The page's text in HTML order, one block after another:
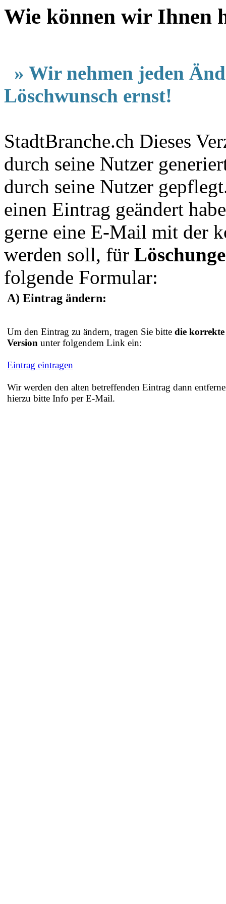
Wie können wir Ihnen
» Wir nehmen jeden
Löschwunsch ernst!
StadtBranche.ch Dieses
durch seine Nutzer
durch seine Nutzer
einen Eintrag geändert
gerne eine E-Mail mit der
werden soll, für
folgende Formular:
A) Eintrag ändern:
Um den Eintrag zu ändern, tragen Sie bitte die korrekte
Version unter folgendem Link ein:
Eintrag eintragen
Wir werden den alten betreffenden Eintrag dann
hierzu bitte Info per E-Mail.